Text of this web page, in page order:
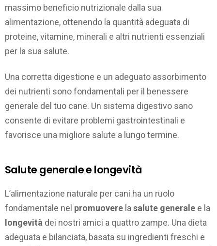
massimo beneficio nutrizionale dalla sua
alimentazione, ottenendo la quantità adeguata di
proteine, vitamine, minerali e altri nutrienti essenziali
per la sua salute.
Una corretta digestione e un adeguato assorbimento
dei nutrienti sono fondamentali per il benessere
generale del tuo cane. Un sistema digestivo sano
consente di evitare problemi gastrointestinali e
favorisce una migliore salute a lungo termine.
Salute generale e longevità
L’alimentazione naturale per cani ha un ruolo
fondamentale nel promuovere la salute generale e la
longevità dei nostri amici a quattro zampe. Una dieta
adeguata e bilanciata, basata su ingredienti freschi e